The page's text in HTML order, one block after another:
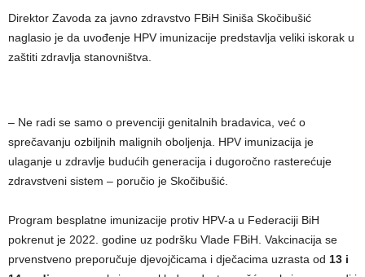
Direktor Zavoda za javno zdravstvo FBiH Siniša Skočibušić
naglasio je da uvođenje HPV imunizacije predstavlja veliki iskorak u
zaštiti zdravlja stanovništva.
– Ne radi se samo o prevenciji genitalnih bradavica, već o
sprečavanju ozbiljnih malignih oboljenja. HPV imunizacija je
ulaganje u zdravlje budućih generacija i dugoročno rasterećuje
zdravstveni sistem – poručio je Skočibušić.
Program besplatne imunizacije protiv HPV-a u Federaciji BiH
pokrenut je 2022. godine uz podršku Vlade FBiH. Vakcinacija se
prvenstveno preporučuje djevojčicama i dječacima uzrasta od 13 i